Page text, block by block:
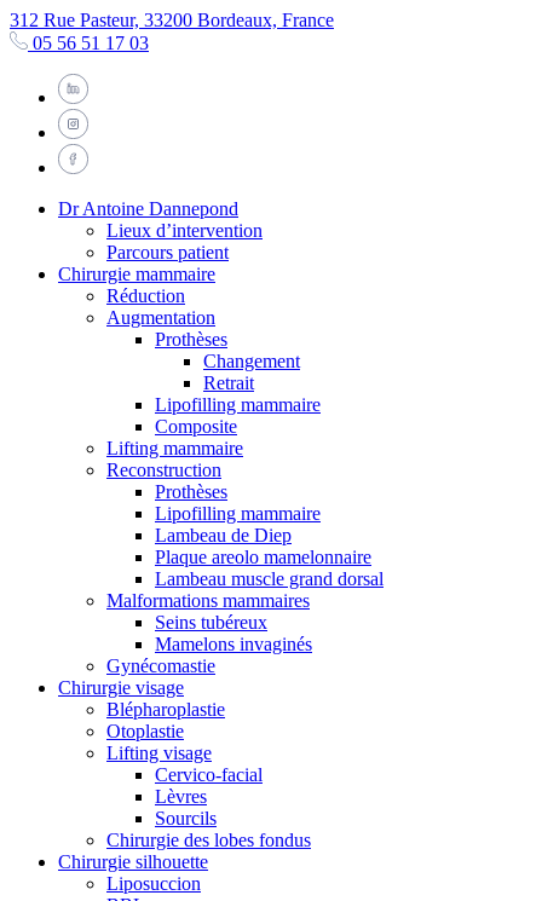
312 Rue Pasteur, 33200 Bordeaux, France
05 56 51 17 03
Dr Antoine Dannepond
Lieux d’intervention
Parcours patient
Chirurgie mammaire
Réduction
Augmentation
Prothèses
Changement
Retrait
Lipofilling mammaire
Composite
Lifting mammaire
Reconstruction
Prothèses
Lipofilling mammaire
Lambeau de Diep
Plaque areolo mamelonnaire
Lambeau muscle grand dorsal
Malformations mammaires
Seins tubéreux
Mamelons invaginés
Gynécomastie
Chirurgie visage
Blépharoplastie
Otoplastie
Lifting visage
Cervico-facial
Lèvres
Sourcils
Chirurgie des lobes fondus
Chirurgie silhouette
Liposuccion